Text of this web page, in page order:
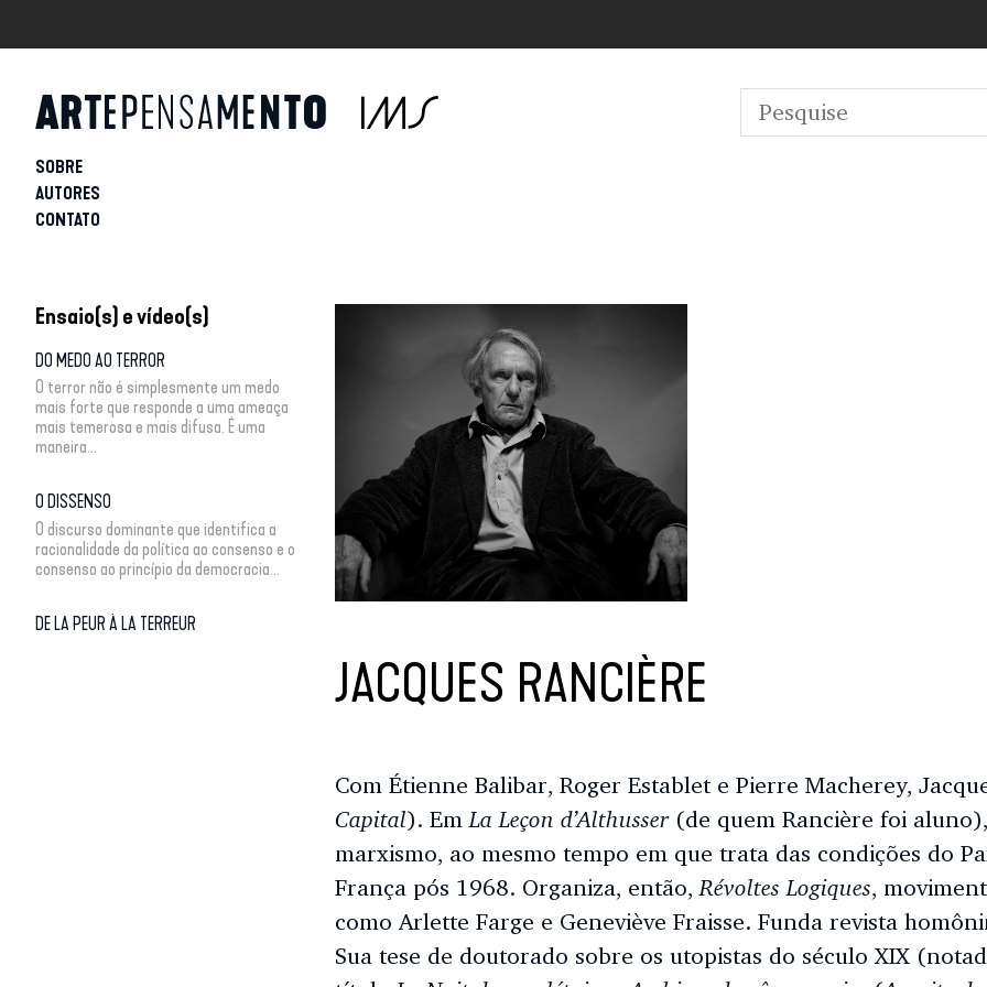
SOBRE
AUTORES
CONTATO
Ensaio(s) e vídeo(s)
DO MEDO AO TERROR
O terror não é simplesmente um medo
mais forte que responde a uma ameaça
mais temerosa e mais difusa. É uma
maneira...
O DISSENSO
O discurso dominante que identifica a
racionalidade da política ao consenso e o
consenso ao princípio da democracia...
DE LA PEUR À LA TERREUR
JACQUES RANCIÈRE
Com Étienne Balibar, Roger Establet e Pierre Macherey,
Capital). EmLa Leçon d’Althusser (de quem Rancière foi
marxismo, ao mesmo tempo em que trata das condições do
França pós 1968. Organiza, então,Révoltes Logiques,
como Arlette Farge e Geneviève Fraisse. Funda revista
Sua tese de doutorado sobre os utopistas do século XIX